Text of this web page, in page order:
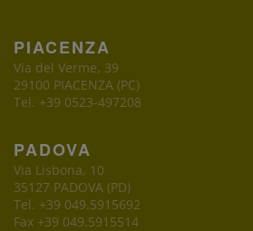
PIACENZA
Via del Verme, 39
29100 PIACENZA (PC)
Tel. +39 0523-497208
PADOVA
Via Lisbona, 10
35127 PADOVA (PD)
Tel. +39 049.5915692
Fax +39 049.5915514